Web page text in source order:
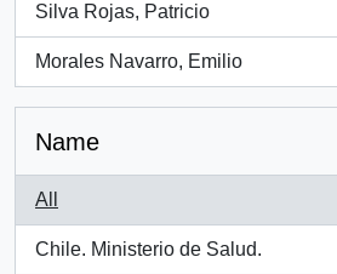
Silva Rojas, Patricio
, 2 results
Morales Navarro, Emilio
, 2 results
Name
All
Chile. Ministerio de Salud.
, 24 results